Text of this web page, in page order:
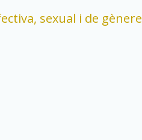
sexual i de gènere